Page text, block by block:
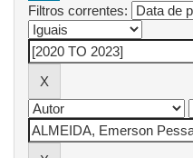
Filtros correntes: